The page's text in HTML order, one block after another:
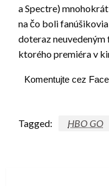
a Spectre)
na čo boli
doteraz neuvedeným
ktorého premiéra v
Komentujte cez
Tagged: HBO GO